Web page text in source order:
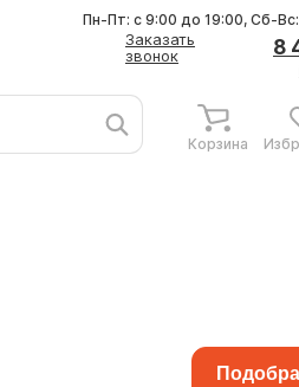
Заказать
звонок
8
Пн-Пт: с 9:00 до 19:00, Сб-
Корзина